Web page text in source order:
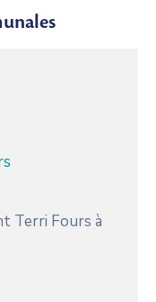
Terri Fours à